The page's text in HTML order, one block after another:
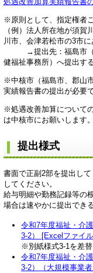
※原則として、指定権者
（例）法人所在地が須
川市、会津若松市の3市
→提出先：福島市（中
健福祉事務所）へ提出す
※中核市（福島市、郡山
実績報告書の提出が必要で
※処遇改善加算について
は中核市にお願いします。
提出様式
書面で正副2部を提出し
してください。
給与明細や勤務記録等の
場合は速やかに提出でき
令和7年度福祉・介
3-2） [Excelファイ
※別紙様式3-1を差替
令和7年度福祉・介
3-2）（大規模事業